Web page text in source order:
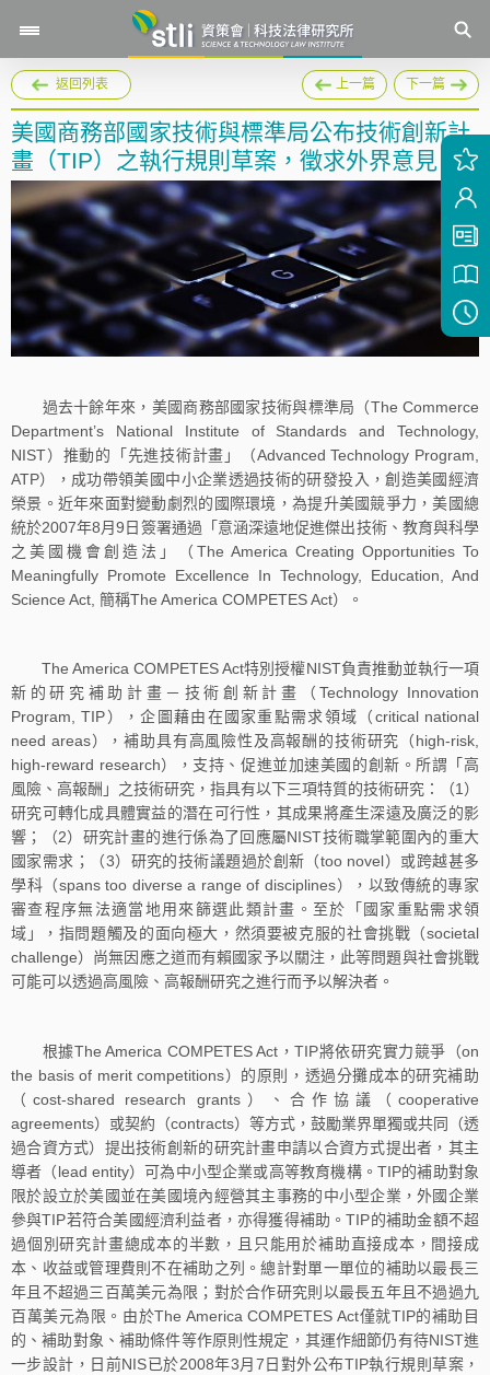
返回列表 上一篇 下一篇
美國商務部國家技術與標準局公布技術創新計
畫（TIP）之執行規則草案，徵求外界意見
過去十餘年來，美國商務部國家技術與標準局（The Commerce
Department’s National Institute of Standards and Technology,
NIST）推動的「先進技術計畫」（Advanced Technology Program,
ATP），成功帶領美國中小企業透過技術的研發投入，創造美國經濟
榮景。近年來面對變動劇烈的國際環境，為提升美國競爭力，美國總
統於2007年8月9日簽署通過「意涵深遠地促進傑出技術、教育與科學
之美國機會創造法」（The America Creating Opportunities To
Meaningfully Promote Excellence In Technology, Education, And
Science Act, 簡稱The America COMPETES Act）。
The America COMPETES Act特別授權NIST負責推動並執行一項
新的研究補助計畫－技術創新計畫（Technology Innovation
Program, TIP），企圖藉由在國家重點需求領域（critical national
need areas），補助具有高風險性及高報酬的技術研究（high-risk,
high-reward research），支持、促進並加速美國的創新。所謂「高
風險、高報酬」之技術研究，指具有以下三項特質的技術研究：（1）
研究可轉化成具體實益的潛在可行性，其成果將產生深遠及廣泛的影
響；（2）研究計畫的進行係為了回應屬NIST技術職掌範圍內的重大
國家需求；（3）研究的技術議題過於創新（too novel）或跨越甚多
學科（spans too diverse a range of disciplines），以致傳統的專家
審查程序無法適當地用來篩選此類計畫。至於「國家重點需求領
域」，指問題觸及的面向極大，然須要被克服的社會挑戰（societal
challenge）尚無因應之道而有賴國家予以關注，此等問題與社會挑戰
可能可以透過高風險、高報酬研究之進行而予以解決者。
根據The America COMPETES Act，TIP將依研究實力競爭（on
the basis of merit competitions）的原則，透過分攤成本的研究補助
（cost-shared research grants）、合作協議（cooperative
agreements）或契約（contracts）等方式，鼓勵業界單獨或共同（透
過合資方式）提出技術創新的研究計畫申請以合資方式提出者，其主
導者（lead entity）可為中小型企業或高等教育機構。TIP的補助對象
限於設立於美國並在美國境內經營其主事務的中小型企業，外國企業
參與TIP若符合美國經濟利益者，亦得獲得補助。TIP的補助金額不超
過個別研究計畫總成本的半數，且只能用於補助直接成本，間接成
本、收益或管理費則不在補助之列。總計對單一單位的補助以最長三
年且不超過三百萬美元為限；對於合作研究則以最長五年且不過過九
百萬美元為限。由於The America COMPETES Act僅就TIP的補助目
的、補助對象、補助條件等作原則性規定，其運作細節仍有待NIST進
一步設計，日前NIS已於2008年3月7日對外公布TIP執行規則草案，